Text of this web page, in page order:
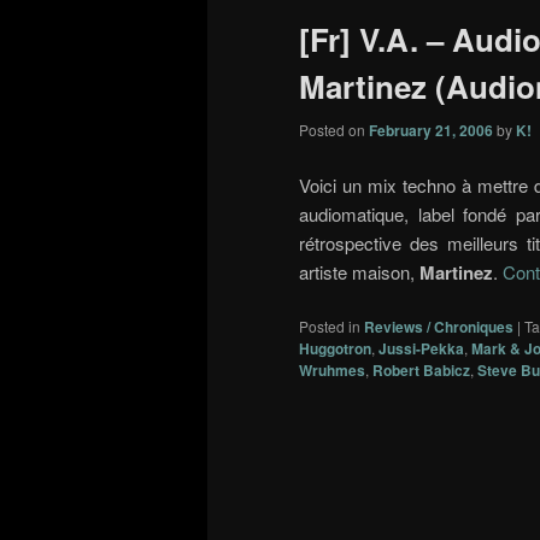
[Fr] V.A. –
Martinez
Posted on February 21, 2006 by K!
Voici un mix techno à mettre
audiomatique, label fondé
rétrospective des meilleurs
artiste maison, Martinez.
Posted in Reviews / Chroniques |
Huggotron, Jussi-Pekka, Mark &
Wruhmes, Robert Babicz, Steve